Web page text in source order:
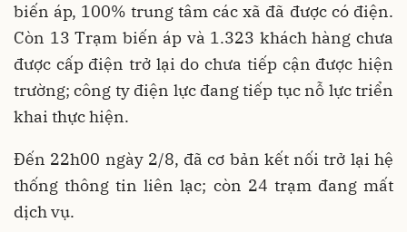
biến áp, 100% trung tâm các xã đã được có điện.
Còn 13 Trạm biến áp và 1.323 khách hàng chưa
được cấp điện trở lại do chưa tiếp cận được hiện
trường; công ty điện lực đang tiếp tục nỗ lực triển
khai thực hiện.
Đến 22h00 ngày 2/8, đã cơ bản kết nối trở lại hệ
thống thông tin liên lạc; còn 24 trạm đang mất
dịch vụ.